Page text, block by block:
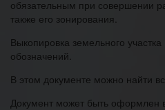
обязательным при совершении
также его зонирования.
Выкопировка земельного
обозначений.
В этом документе можно найти
Документ может быть оформлен